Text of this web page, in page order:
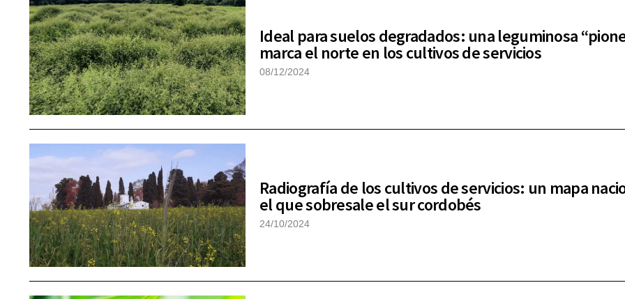
Ideal para suelos degradados: una leguminosa
marca el norte en los cultivos de servicios
08/12/2024
Radiografía de los cultivos de servicios: un mapa
el que sobresale el sur cordobés
24/10/2024